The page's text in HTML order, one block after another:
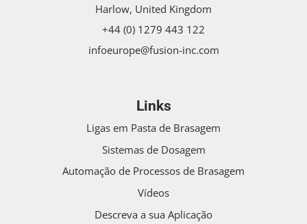
Harlow, United Kingdom
+44 (0) 1279 443 122
infoeurope@fusion-inc.com
Links
Ligas em Pasta de Brasagem
Sistemas de Dosagem
Automação de Processos de Brasagem
Vídeos
Descreva a sua Aplicação